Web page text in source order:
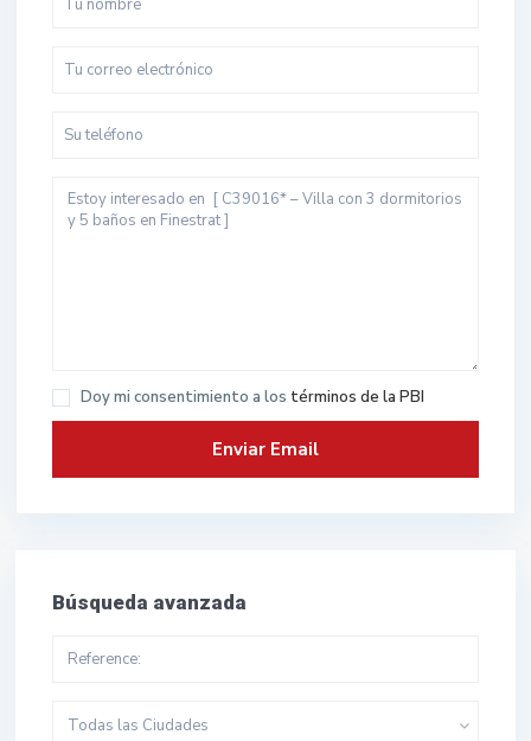
Doy mi consentimiento a los términos de la PBI
Búsqueda avanzada
Todas las Ciudades